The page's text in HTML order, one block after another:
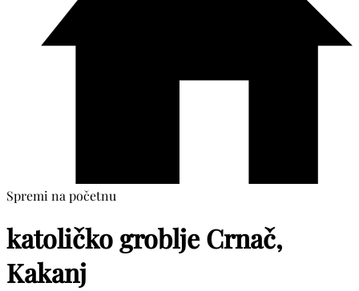
Spremi na početnu
katoličko groblje Crnač,
Kakanj